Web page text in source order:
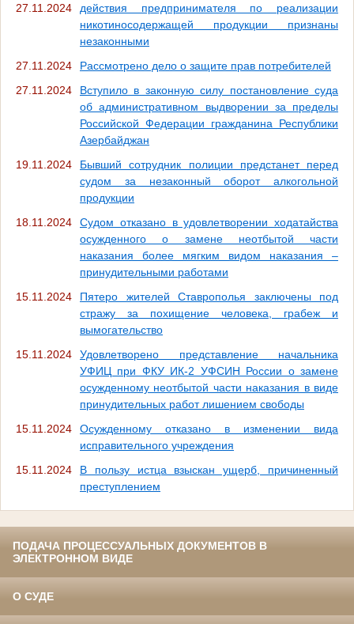
27.11.2024
действия предпринимателя по реализации
никотиносодержащей продукции признаны
незаконными
27.11.2024
Рассмотрено дело о защите прав потребителей
27.11.2024
Вступило в законную силу постановление суда
об административном выдворении за пределы
Российской Федерации гражданина Республики
Азербайджан
19.11.2024
Бывший сотрудник полиции предстанет перед
судом за незаконный оборот алкогольной
продукции
18.11.2024
Судом отказано в удовлетворении ходатайства
осужденного о замене неотбытой части
наказания более мягким видом наказания –
принудительными работами
15.11.2024
Пятеро жителей Ставрополья заключены под
стражу за похищение человека, грабеж и
вымогательство
15.11.2024
Удовлетворено представление начальника
УФИЦ при ФКУ ИК-2 УФСИН России о замене
осужденному неотбытой части наказания в виде
принудительных работ лишением свободы
15.11.2024
Осужденному отказано в изменении вида
исправительного учреждения
15.11.2024
В пользу истца взыскан ущерб, причиненный
преступлением
ПОДАЧА ПРОЦЕССУАЛЬНЫХ ДОКУМЕНТОВ В
ЭЛЕКТРОННОМ ВИДЕ
О СУДЕ